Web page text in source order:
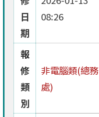
日
期
08:26
報
修
類
別
非電腦類(總務
處)